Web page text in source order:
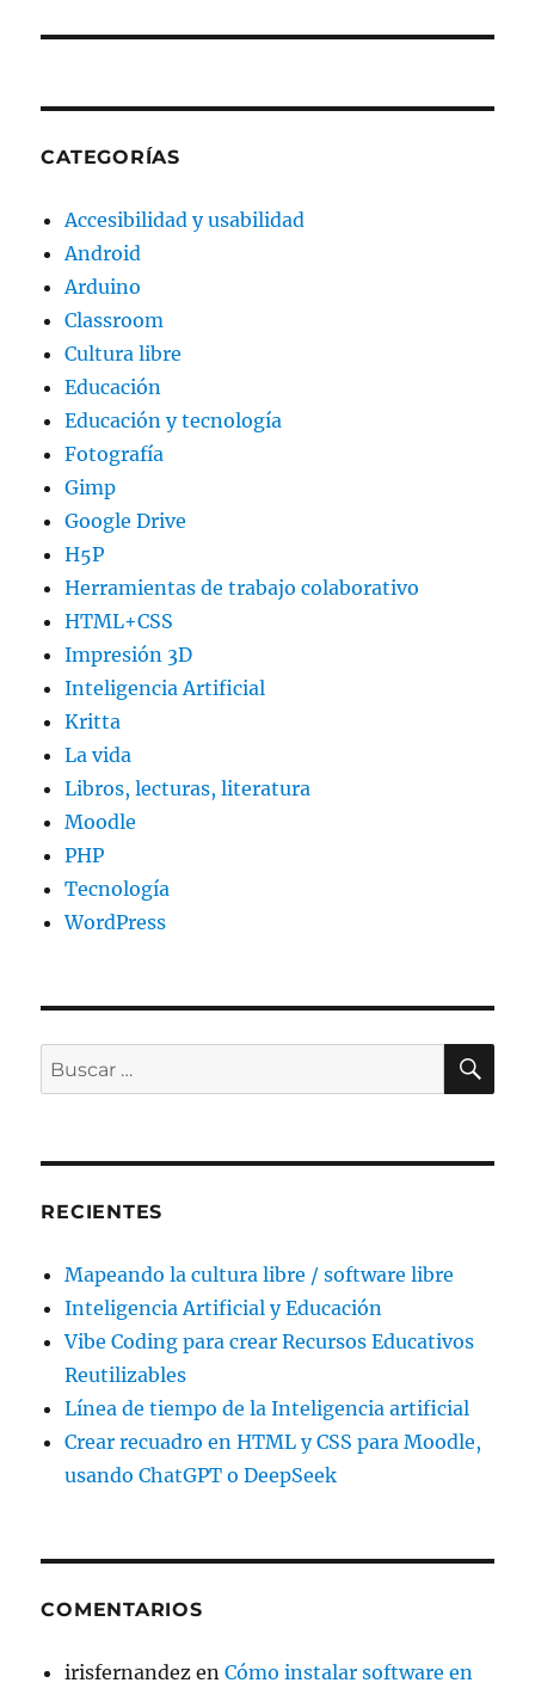
CATEGORÍAS
Accesibilidad y usabilidad
Android
Arduino
Classroom
Cultura libre
Educación
Educación y tecnología
Fotografía
Gimp
Google Drive
H5P
Herramientas de trabajo colaborativo
HTML+CSS
Impresión 3D
Inteligencia Artificial
Kritta
La vida
Libros, lecturas, literatura
Moodle
PHP
Tecnología
WordPress
Buscar
por:
RECIENTES
Mapeando la cultura libre / software libre
Inteligencia Artificial y Educación
Vibe Coding para crear Recursos Educativos
Reutilizables
Línea de tiempo de la Inteligencia artificial
Crear recuadro en HTML y CSS para Moodle,
usando ChatGPT o DeepSeek
COMENTARIOS
irisfernandez enCómo instalar software en